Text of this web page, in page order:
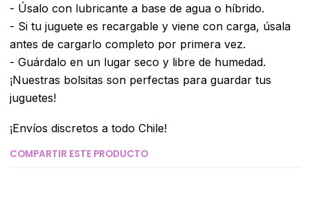
- Úsalo con lubricante a base de agua o híbrido.
- Si tu juguete es recargable y viene con carga, úsala
antes de cargarlo completo por primera vez.
- Guárdalo en un lugar seco y libre de humedad.
¡Nuestras bolsitas son perfectas para guardar tus
juguetes!
¡Envíos discretos a todo Chile!
COMPARTIR ESTE PRODUCTO